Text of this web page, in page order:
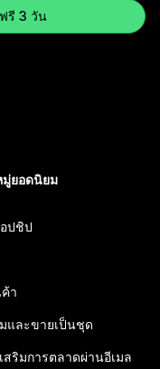
รี 3 วัน
ยอดนิยม
ปชิป
า
และขายเป็นชุด
สริมการตลาดผ่านอีเมล